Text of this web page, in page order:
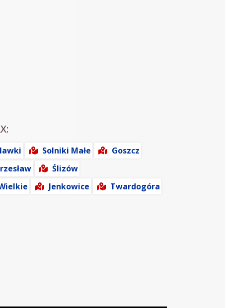
Solniki Małe
Goszcz
Ślizów
Jenkowice
Twardogóra